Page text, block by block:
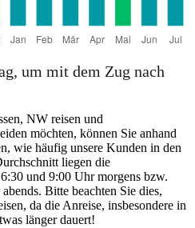
um mit dem Zug nach
NW reisen und
möchten, können Sie anhand
wie häufig unsere Kunden in den
liegen die
und 9:00 Uhr morgens bzw.
Bitte beachten Sie dies,
da die Anreise, insbesondere in
länger dauert!